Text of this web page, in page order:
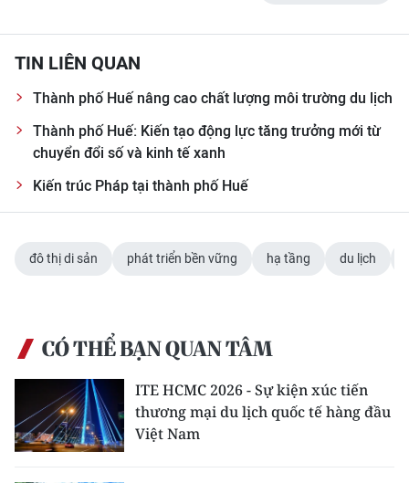
TIN LIÊN QUAN
Thành phố Huế nâng cao chất lượng môi trường du lịch
Thành phố Huế: Kiến tạo động lực tăng trưởng mới từ
chuyển đổi số và kinh tế xanh
Kiến trúc Pháp tại thành phố Huế
đô thị di sản phát triển bền vững hạ tầng du lịch
CÓ THỂ BẠN QUAN TÂM
ITE HCMC 2026 - Sự kiện xúc tiến
thương mại du lịch quốc tế hàng đầu
Việt Nam